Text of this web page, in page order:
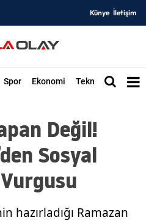
Künye İletişim
Spor Ekonomi Teknoloji Dünya
Değil!
Sosyal
hazırladığı Ramazan